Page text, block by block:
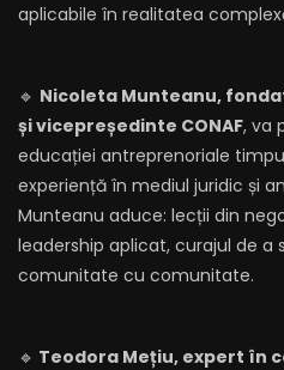
aplicabile în realitatea
🔹 Nicoleta Munteanu,
și vicepreședinte CONAF, va
educației antreprenoriale
experiență în mediul juridic și
Munteanu aduce: lecții din
leadership aplicat, curajul de
comunitate cu comunitate.
🔹 Teodora Mețiu, expert în